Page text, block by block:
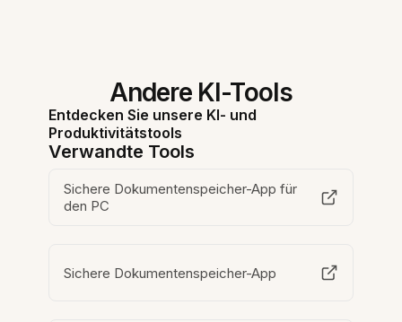
Andere KI-Tools
Entdecken Sie unsere KI- und
Produktivitätstools
Verwandte Tools
Sichere Dokumentenspeicher-App für
den PC
Sichere Dokumentenspeicher-App